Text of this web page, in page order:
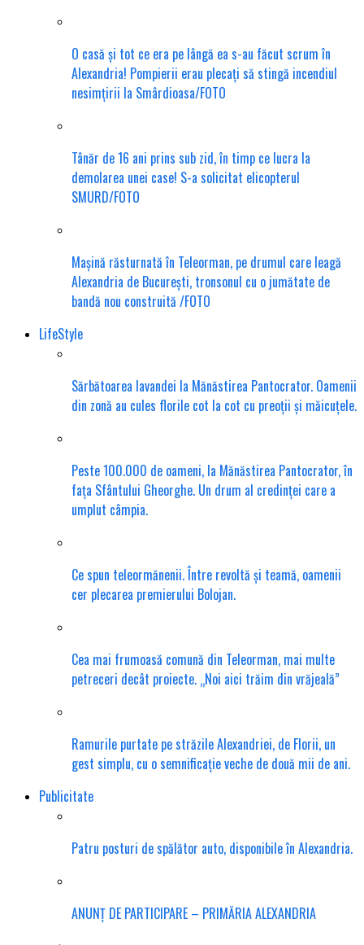
O casă și tot ce era pe lângă ea s-au făcut scrum în
Alexandria! Pompierii erau plecați să stingă incendiul
nesimțirii la Smârdioasa/FOTO
Tânăr de 16 ani prins sub zid, în timp ce lucra la
demolarea unei case! S-a solicitat elicopterul
SMURD/FOTO
Mașină răsturnată în Teleorman, pe drumul care leagă
Alexandria de București, tronsonul cu o jumătate de
bandă nou construită /FOTO
LifeStyle
Sărbătoarea lavandei la Mănăstirea Pantocrator. Oamenii
din zonă au cules florile cot la cot cu preoții și măicuțele.
Peste 100.000 de oameni, la Mănăstirea Pantocrator, în
fața Sfântului Gheorghe. Un drum al credinței care a
umplut câmpia.
Ce spun teleormănenii. Între revoltă și teamă, oamenii
cer plecarea premierului Bolojan.
Cea mai frumoasă comună din Teleorman, mai multe
petreceri decât proiecte. „Noi aici trăim din vrăjeală”
Ramurile purtate pe străzile Alexandriei, de Florii, un
gest simplu, cu o semnificație veche de două mii de ani.
Publicitate
Patru posturi de spălător auto, disponibile în Alexandria.
ANUNȚ DE PARTICIPARE – PRIMĂRIA ALEXANDRIA